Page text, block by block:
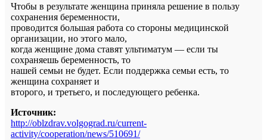
Чтобы в результате женщина приняла решение в пользу
сохранения беременности,
проводится большая работа со стороны медицинской
организации, но этого мало,
когда женщине дома ставят ультиматум — если ты
сохраняешь беременность, то
нашей семьи не будет. Если поддержка семьи есть, то
женщина сохраняет и
второго, и третьего, и последующего ребенка.
Источник:
http://oblzdrav.volgograd.ru/current-
activity/cooperation/news/510691/